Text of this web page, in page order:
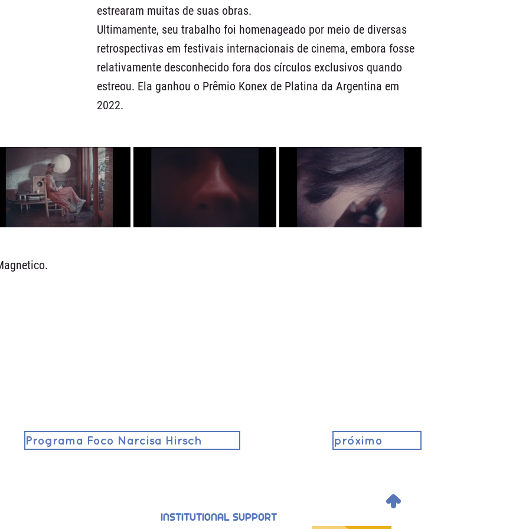
estrearam muitas de suas obras.
Ultimamente, seu trabalho foi homenageado por meio de diversas
retrospectivas em festivais internacionais de cinema, embora fosse
relativamente desconhecido fora dos círculos exclusivos quando
estreou. Ela ganhou o Prêmio Konex de Platina da Argentina em
2022.
Programa Foco Narcisa Hirsch próximo
INSTITUTIONAL SUPPORT
.